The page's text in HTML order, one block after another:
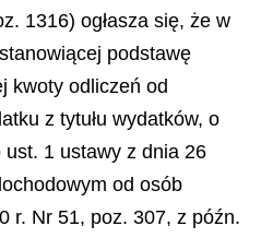
1316) ogłasza się, że w
podstawę
kwoty odliczeń od
z tytułu wydatków, o
1 ustawy z dnia 26
od osób
r. Nr 51, poz. 307, z późn.